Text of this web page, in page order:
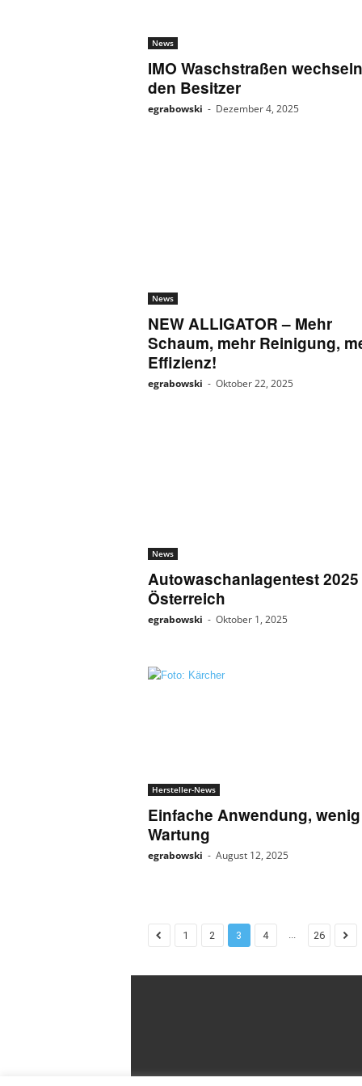
News
IMO Waschstraßen wechseln
den Besitzer
egrabowski - Dezember 4, 2025
News
NEW ALLIGATOR – Mehr
Schaum, mehr Reinigung,
Effizienz!
egrabowski - Oktober 22, 2025
News
Autowaschanlagentest
Österreich
egrabowski - Oktober 1, 2025
Hersteller-News
Einfache Anwendung, wenig
Wartung
egrabowski - August 12, 2025
1 2 3 4 ... 26